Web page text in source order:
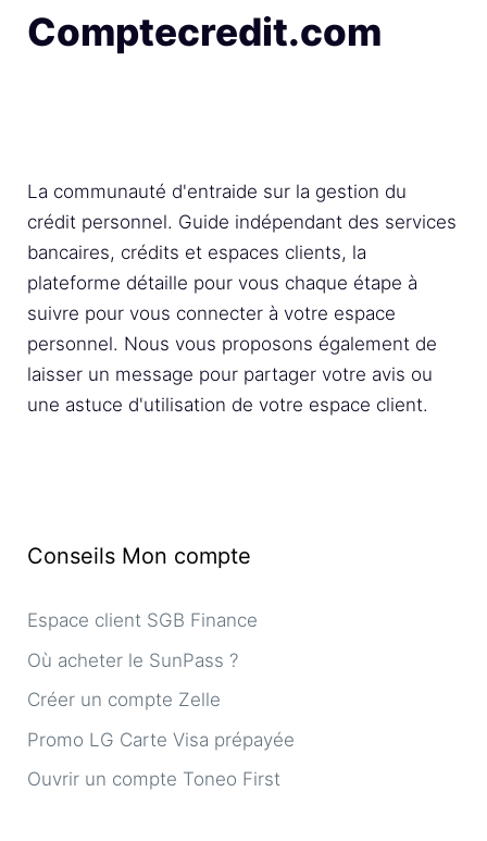
Comptecredit.com
La communauté d'entraide sur la gestion du
crédit personnel. Guide indépendant des services
bancaires, crédits et espaces clients, la
plateforme détaille pour vous chaque étape à
suivre pour vous connecter à votre espace
personnel. Nous vous proposons également de
laisser un message pour partager votre avis ou
une astuce d'utilisation de votre espace client.
Conseils Mon compte
Espace client SGB Finance
Où acheter le SunPass ?
Créer un compte Zelle
Promo LG Carte Visa prépayée
Ouvrir un compte Toneo First